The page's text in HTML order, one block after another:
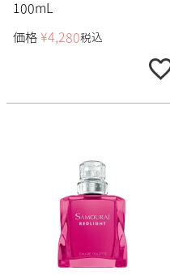
100mL
価格 ¥4,280税込